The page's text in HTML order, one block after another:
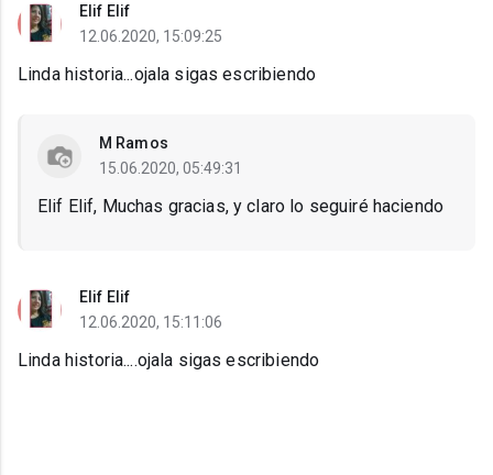
Elif Elif
12.06.2020, 15:09:25
Linda historia...ojala sigas escribiendo
M Ramos
15.06.2020, 05:49:31
Elif Elif, Muchas gracias, y claro lo seguiré haciendo
Elif Elif
12.06.2020, 15:11:06
Linda historia....ojala sigas escribiendo